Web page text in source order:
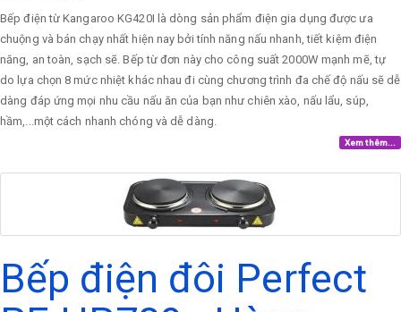
Bếp điện từ Kangaroo KG420I là dòng sản phẩm điện gia dụng được ưa
chuộng và bán chạy nhất hiện nay bởi tính năng nấu nhanh, tiết kiệm điện
năng, an toàn, sạch sẽ. Bếp từ đơn này cho công suất 2000W mạnh mẽ, tự
do lựa chọn 8 mức nhiệt khác nhau đi cùng chương trình đa chế độ nấu sẽ dễ
dàng đáp ứng mọi nhu cầu nấu ăn của bạn như chiên xào, nấu lẩu, súp,
hầm,...một cách nhanh chóng và dễ dàng.
Xem thêm...
Bếp điện đôi Perfect